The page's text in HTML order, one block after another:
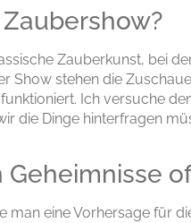
Zauberkunst, bei
Show stehen die
Ich versuche
die Dinge hinterfragen
Geheimnisse
man eine Vorhersage für